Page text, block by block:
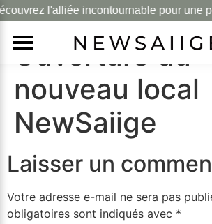
l'alliée incontournable pour une
La Garde –
Ouverture du
nouveau local
NewSaiige
Laisser un
Votre adresse e-mail ne sera pas
obligatoires sont indiqués avec *